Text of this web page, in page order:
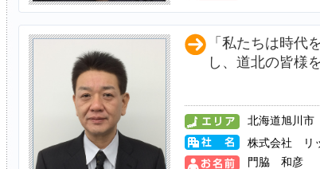
「私たちは時代
し、道北の皆様
北海道旭川市
株式会社 リ
門脇 和彦